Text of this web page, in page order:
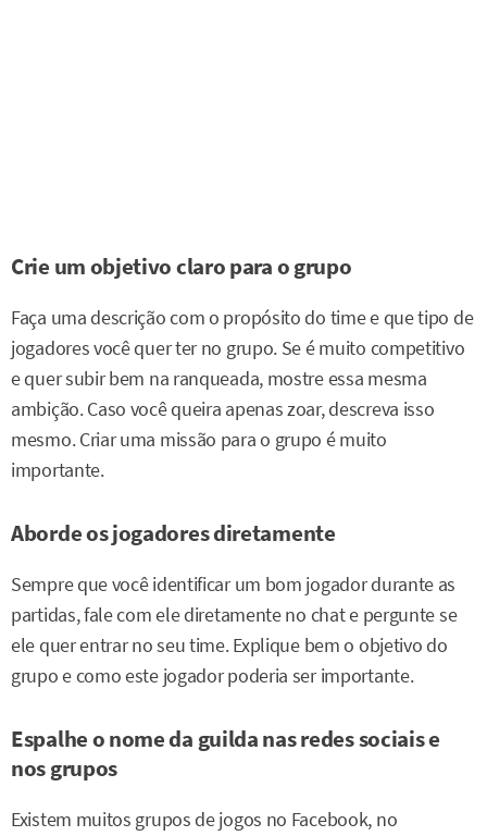
Crie um objetivo claro para o grupo
Faça uma descrição com o propósito do time e que tipo de
jogadores você quer ter no grupo. Se é muito competitivo
e quer subir bem na ranqueada, mostre essa mesma
ambição. Caso você queira apenas zoar, descreva isso
mesmo. Criar uma missão para o grupo é muito
importante.
Aborde os jogadores diretamente
Sempre que você identificar um bom jogador durante as
partidas, fale com ele diretamente no chat e pergunte se
ele quer entrar no seu time. Explique bem o objetivo do
grupo e como este jogador poderia ser importante.
Espalhe o nome da guilda nas redes sociais e
nos grupos
Existem muitos grupos de jogos no Facebook, no